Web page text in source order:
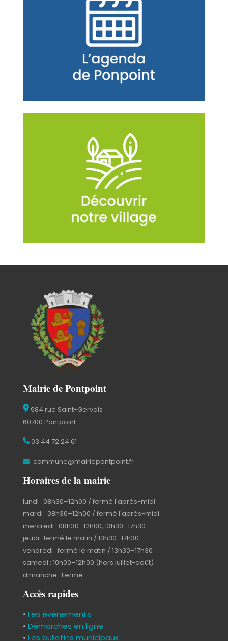
Mairie de Pontpoint
984 rue Saint-Gervais
60700 Pontpoint
03 44 72 24 61
commune@mairiepontpoint.fr
Horaires de la mairie
lundi : 08h30–12h00 / fermé l'après-midi
mardi : 08h30–12h00 / fermé l'après-midi
mercredi : 08h30–12h00, 13h30–17h30
jeudi : fermé le matin / 13h30–17h30
vendredi : fermé le matin / 13h30–17h30
samedi : 10h00–12h00 (hors juillet-août)
dimanche : Fermé
Accès rapides
• Les évènements
• Démarches en ligne
• Les bulletins municipaux